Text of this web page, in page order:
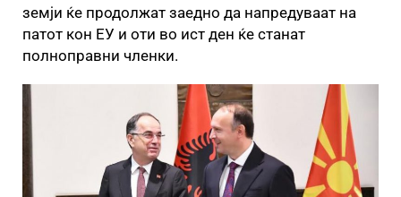
земји ќе продолжат заедно да напредуваат на
патот кон ЕУ и оти во ист ден ќе станат
полноправни членки.